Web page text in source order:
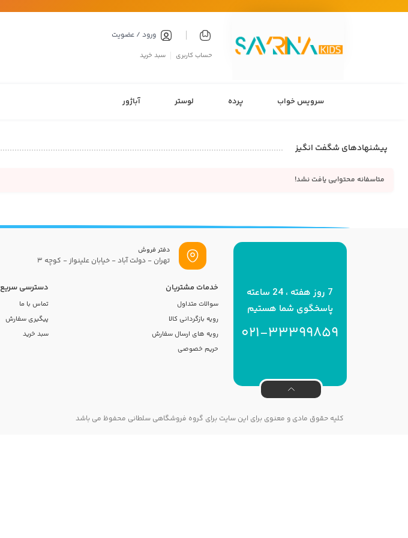
ورود / عضویت
حساب کاربری سبد خرید
سرویس خواب پرده لوستر آباژور
پیشنهادهای شگفت انگیز
متاسفانه محتوایی یافت نشد!
دفتر فروش
تهران - دولت آباد - خیابان علینواز - کوچه 3
7 روز هفته ، 24 ساعته
پاسخگوی شما هستیم
021-33399859
خدمات مشتریان
سوالات متداول
رویه بازگردانی کالا
رویه های ارسال سفارش
حریم خصوصی
دسترسی سریع
تماس با ما
پیگیری سفارش
سبد خرید
کلیه حقوق مادی و معنوی برای این سایت برای گروه فروشگاهی سلطانی محفوظ می باشد